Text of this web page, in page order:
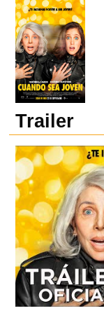
Trailer